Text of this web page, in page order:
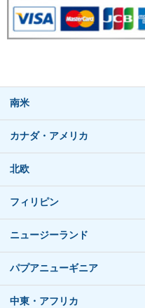
南米
カナダ・アメリカ
北欧
フィリピン
ニュージーランド
パプアニューギニア
中東・アフリカ